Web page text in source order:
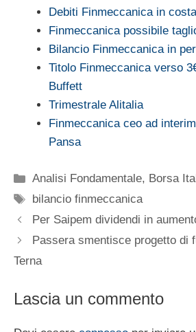
Debiti Finmeccanica in
Finmeccanica possibile
Bilancio Finmeccanica in
Titolo Finmeccanica verso
Buffett
Trimestrale Alitalia
Finmeccanica ceo ad
Pansa
Categorie
Analisi Fondamentale, Borsa
Tag
bilancio finmeccanica
Per Saipem dividendi in
Passera smentisce progetto di
Terna
Lascia un commento